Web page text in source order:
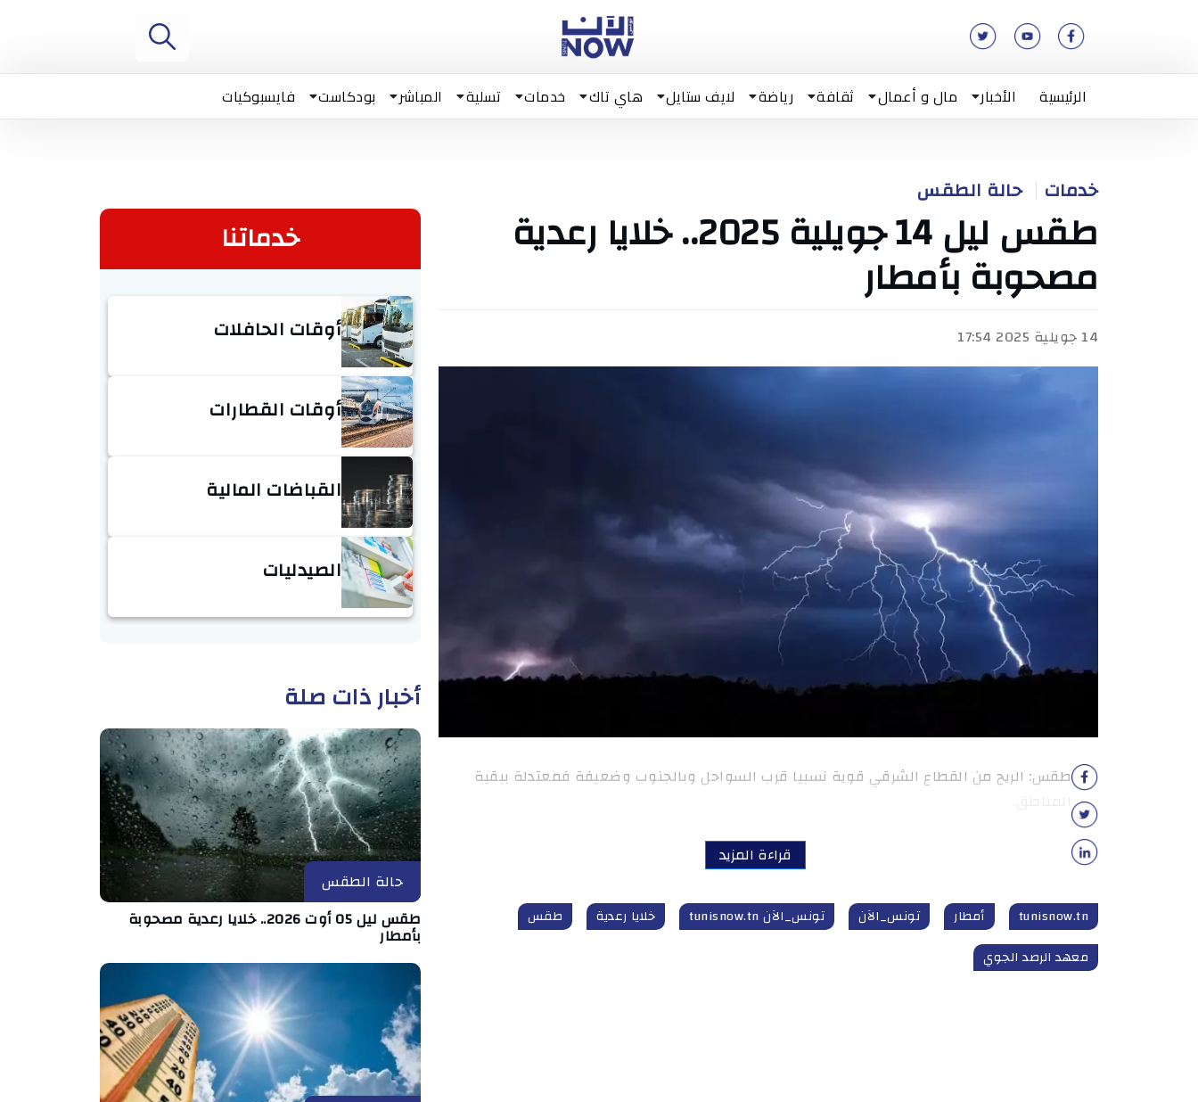
الرئيسية الأخبار مال و أعمال ثقافة رياضة لايف ستايل هاي تاك خدمات تسلية المباشر بودكاست فايسبوكيات
خدمات حالة الطقس
طقس ليل 14 جويلية 2025.. خلايا رعدية
مصحوبة بأمطار
14 جويلية 2025 17:54
طقس: الريح من القطاع الشرقي قوية نسبيا قرب السواحل وبالجنوب وضعيفة فمعتدلة ببقية
قراءة المزيد
tunisnow.tn أمطار تونس_الآن تونس_الآن tunisnow.tn خلايا رعدية
طقس
معهد الرصد الجوي
خدماتنا
أوقات الحافلات
أوقات القطارات
القباضات المالية
الصيدليات
أخبار ذات صلة
حالة الطقس
طقس ليل 05 أوت 2026.. خلايا رعدية مصحوبة
بأمطار